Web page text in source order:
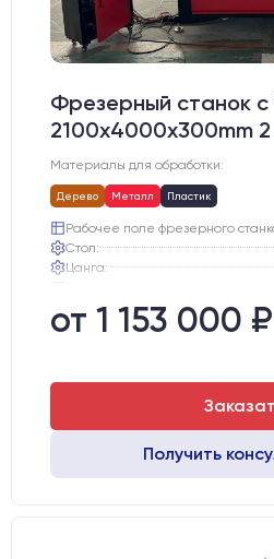
Фрезерный станок
2100x4000x300mm
Материалы для обработки:
Дерево Металл Пластик
Рабочее поле фрезерного
Стол:
Цанга:
Вид охлаждения:
Двигатели:
от 1 153 000 ₽
Получить